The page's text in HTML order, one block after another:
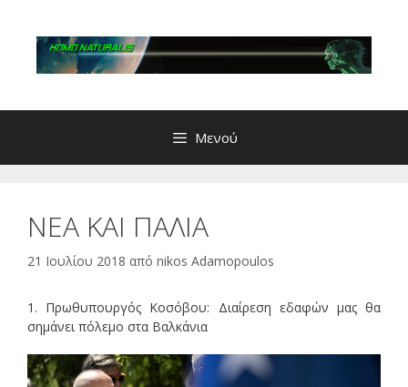
περιεχόμενο
Μενού
ΝΕΑ ΚΑΙ ΠΑΛΙΑ
21 Ιουλίου 2018 από nikos Adamopoulos
1. Πρωθυπουργός Κοσόβου: Διαίρεση εδαφών μας θα
σημάνει πόλεμο στα Βαλκάνια